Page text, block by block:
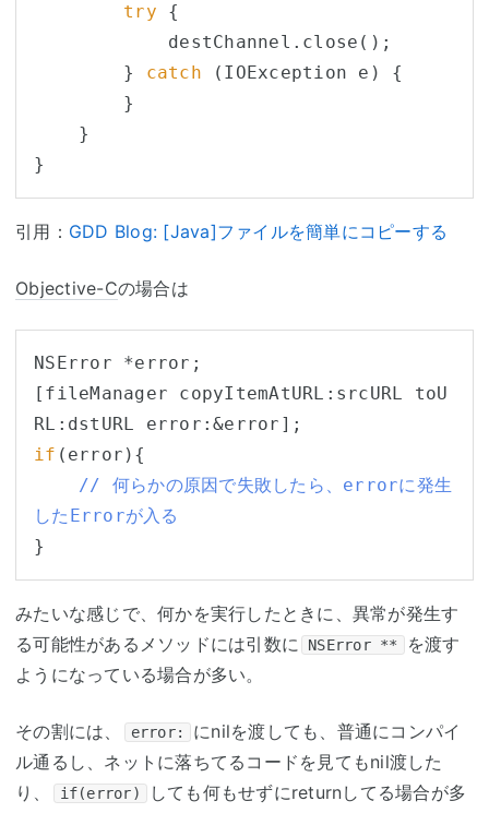
try {
        }
catch (IOException e) {
引用： GDD Blog: [Java]ファイルを簡単にコピーする
Objective-Cの場合は
NSError *error;
[fileManager copyItemAtURL:srcURL toU
if (error){
// 何らかの原因で失敗したら、errorに発生
したErrorが入る
みたいな感じで、何かを実行したときに、異常が発生す
る可能性があるメソッドには引数に
NSError **
を渡す
ようになっている場合が多い。
その割には、 error:
にnilを渡しても、普通にコンパイ
ル通るし、ネットに落ちてるコードを見てもnil渡した
り、
if(error)
しても何もせずにreturnしてる場合が多